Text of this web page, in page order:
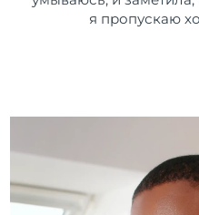
я пропускаю